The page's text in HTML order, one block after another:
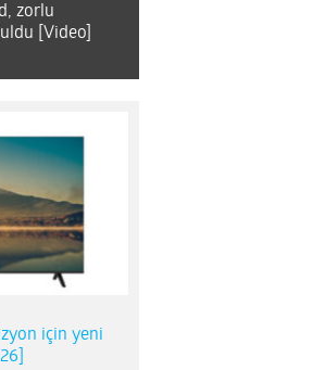
zorlu
[Video]
için yeni